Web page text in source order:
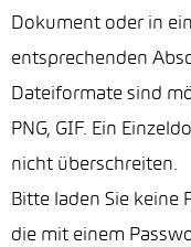
Dokument oder in
entsprechenden
Dateiformate sind
PNG, GIF. Ein
nicht überschreiten.
Bitte laden Sie keine
die mit einem